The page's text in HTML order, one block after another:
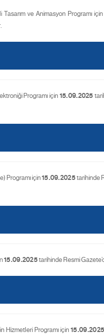
ve Animasyon Programı için
Programı için 15.09.2025
Programı için15.09.2025tarihinde
15.09.2025tarihinde Resmi
Hizmetleri Programı için15.09.2025